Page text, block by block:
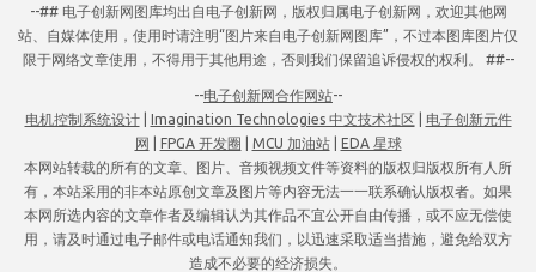
--## 电子创新网图库均出自电子创新网，版权归属电子创新网，欢迎其他网
站、自媒体使用，使用时请注明“图片来自电子创新网图库”，不过本图库图片仅
限于网络文章使用，不得用于其他用途，否则我们保留追诉侵权的权利。 ##--
--电子创新网合作网站--
电机控制系统设计| Imagination Technologies 中文技术社区
电子创新元件
网
FPGA 开发圈 MCU 加油站| EDA 星球
本网站转载的所有的文章、图片、音频视频文件等资料的版权归版权所有人所
有，本站采用的非本站原创文章及图片等内容无法一一联系确认版权者。如果
本网所选内容的文章作者及编辑认为其作品不宜公开自由传播，或不应无偿使
用，请及时通过电子邮件或电话通知我们，以迅速采取适当措施，避免给双方
造成不必要的经济损失。